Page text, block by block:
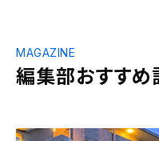
編集部おすすめ
MAGAZINE